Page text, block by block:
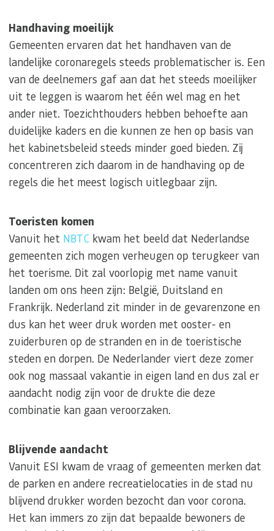
Handhaving moeilijk
Gemeenten ervaren dat het handhaven van de
landelijke coronaregels steeds problematischer is. Een
van de deelnemers gaf aan dat het steeds moeilijker
uit te leggen is waarom het één wel mag en het
ander niet. Toezichthouders hebben behoefte aan
duidelijke kaders en die kunnen ze hen op basis van
het kabinetsbeleid steeds minder goed bieden. Zij
concentreren zich daarom in de handhaving op de
regels die het meest logisch uitlegbaar zijn.
Toeristen komen
Vanuit het NBTC kwam het beeld dat Nederlandse
gemeenten zich mogen verheugen op terugkeer van
het toerisme. Dit zal voorlopig met name vanuit
landen om ons heen zijn: België, Duitsland en
Frankrijk. Nederland zit minder in de gevarenzone en
dus kan het weer druk worden met ooster- en
zuiderburen op de stranden en in de toeristische
steden en dorpen. De Nederlander viert deze zomer
ook nog massaal vakantie in eigen land en dus zal er
aandacht nodig zijn voor de drukte die deze
combinatie kan gaan veroorzaken.
Blijvende aandacht
Vanuit ESI kwam de vraag of gemeenten merken dat
de parken en andere recreatielocaties in de stad nu
blijvend drukker worden bezocht dan voor corona.
Het kan immers zo zijn dat bepaalde bewoners de